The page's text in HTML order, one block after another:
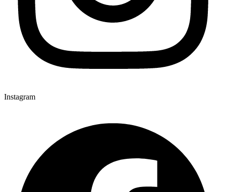
Instagram